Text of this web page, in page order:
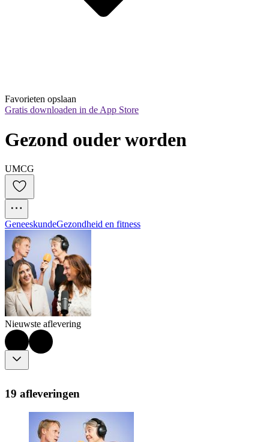
Favorieten opslaan
Gratis downloaden in de App Store
Gezond ouder worden
UMCG
GeneeskundeGezondheid en fitness
Nieuwste aflevering
19 afleveringen